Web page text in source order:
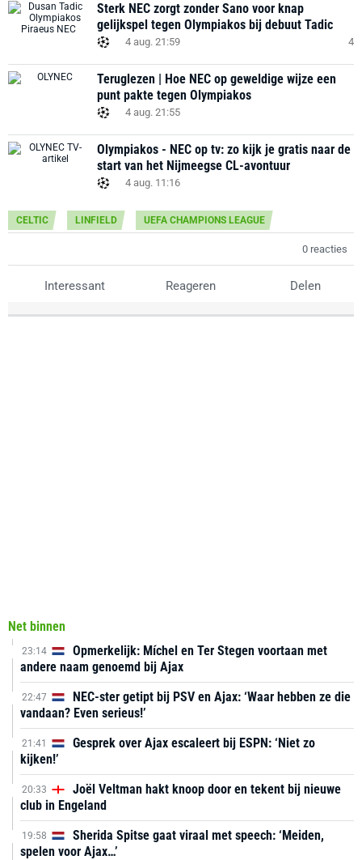
Sterk NEC zorgt zonder Sano voor knap
gelijkspel tegen Olympiakos bij debuut Tadic
4 aug. 21:59 4
Teruglezen | Hoe NEC op geweldige wijze een
punt pakte tegen Olympiakos
4 aug. 21:55
Olympiakos - NEC op tv: zo kijk je gratis naar de
start van het Nijmeegse CL-avontuur
4 aug. 11:16
CELTIC LINFIELD UEFA CHAMPIONS LEAGUE
0 reacties
Interessant Reageren Delen
Net binnen
23:14
Opmerkelijk: Míchel en Ter Stegen voortaan met
andere naam genoemd bij Ajax
22:47
NEC-ster getipt bij PSV en Ajax: ‘Waar hebben ze die
vandaan? Even serieus!’
21:41
Gesprek over Ajax escaleert bij ESPN: ‘Niet zo
kijken!’
20:33
Joël Veltman hakt knoop door en tekent bij nieuwe
club in Engeland
19:58
Sherida Spitse gaat viraal met speech: ‘Meiden,
spelen voor Ajax…’